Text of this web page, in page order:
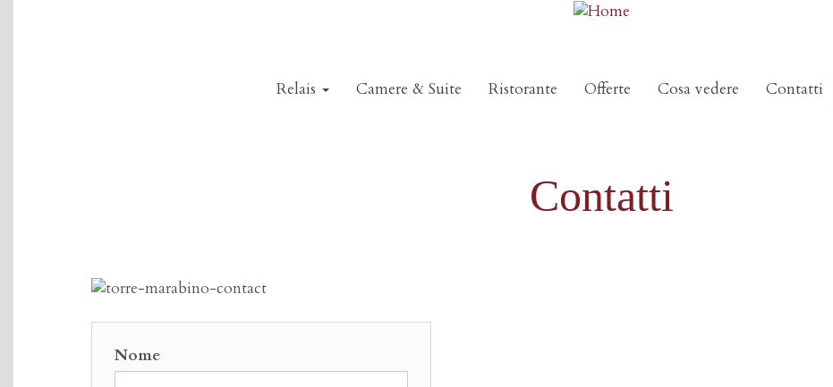
Relais Camere & Suite Ristorante Offerte Cosa vedere Contatti
Contatti
Nome